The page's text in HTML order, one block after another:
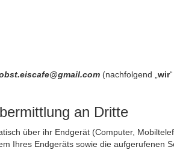
(nachfolgend „ wir
an Dritte
über ihr Endgerät (Computer,
Ihres Endgeräts sowie die aufgerufenen